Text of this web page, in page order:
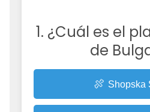
1. ¿Cuál es el
de
🍖 Shopska